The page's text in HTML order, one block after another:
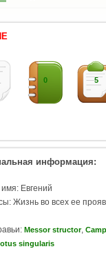
0 5
информация:
Евгений
Жизнь во всех ее
Messor structor,
singularis